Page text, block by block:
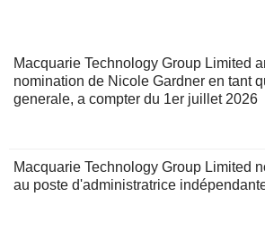
Macquarie Technology Group Limited
nomination de Nicole Gardner en tant
generale, a compter du 1er juillet 2026
Macquarie Technology Group Limited
au poste d'administratrice